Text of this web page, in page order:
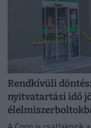
Rendkívüli
nyitvatartási idő